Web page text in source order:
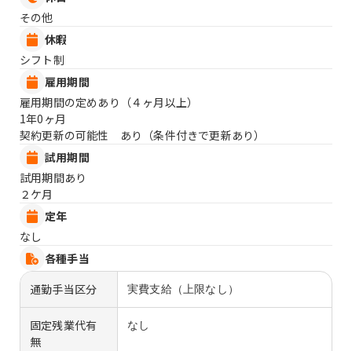
その他
休暇
シフト制
雇用期間
雇用期間の定めあり（４ヶ月以上）
1年0ヶ月
契約更新の可能性 あり（条件付きで更新あり）
試用期間
試用期間あり
２ケ月
定年
なし
各種手当
通勤手当区分
実費支給（上限なし）
固定残業代有
無
なし